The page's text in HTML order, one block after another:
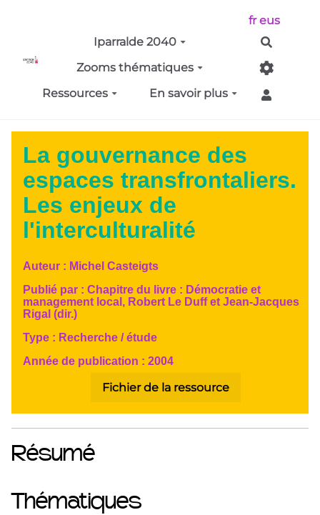
Iparralde 2040
Zooms thématiques
Ressources
En savoir plus
fr eus
La gouvernance des
espaces transfrontaliers.
Les enjeux de
l'interculturalité
Auteur : Michel Casteigts
Publié par : Chapitre du livre : Démocratie et
management local, Robert Le Duff et Jean-Jacques
Rigal (dir.)
Type : Recherche / étude
Année de publication : 2004
Fichier de la ressource
Résumé
Thématiques